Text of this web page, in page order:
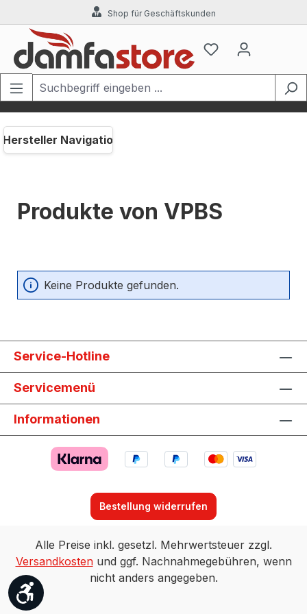
Zum Hauptinhalt springenShop für Geschäftskunden
Hersteller Navigation
Produkte von VPBS
Keine Produkte gefunden.
Service-Hotline
Servicemenü
Informationen
Bestellung widerrufen
Alle Preise inkl. gesetzl. Mehrwertsteuer zzgl.
Versandkostenund ggf. Nachnahmegebühren, wenn
nicht anders angegeben.
Werkzeugleiste anzeigen